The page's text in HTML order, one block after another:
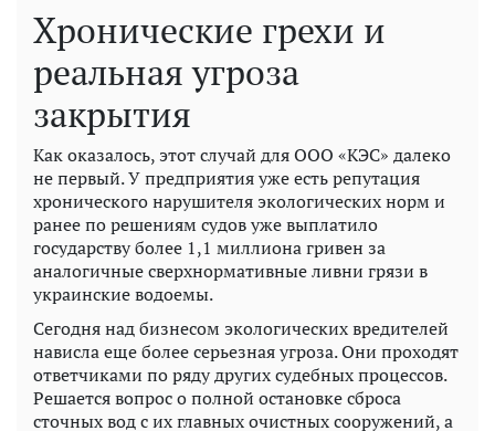
Хронические грехи и
реальная угроза
закрытия
Как оказалось, этот случай для ООО «КЭС» далеко
не первый. У предприятия уже есть репутация
хронического нарушителя экологических норм и
ранее по решениям судов уже выплатило
государству более 1,1 миллиона гривен за
аналогичные сверхнормативные ливни грязи в
украинские водоемы.
Сегодня над бизнесом экологических вредителей
нависла еще более серьезная угроза. Они проходят
ответчиками по ряду других судебных процессов.
Решается вопрос о полной остановке сброса
сточных вод с их главных очистных сооружений, а